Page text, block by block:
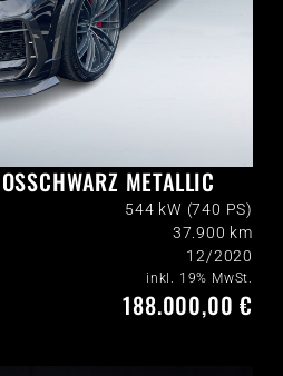
METALLIC
544 kW (740 PS)
37.900 km
12/2020
inkl. 19% MwSt.
188.000,00 €